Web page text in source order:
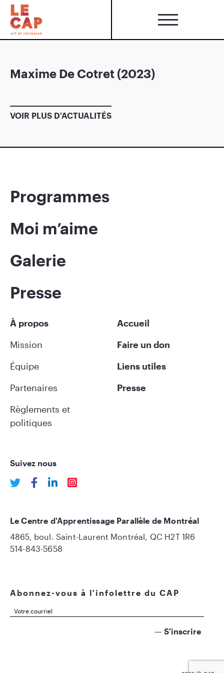
Maxime De Cotret (2023)
VOIR PLUS D'ACTUALITÉS
Programmes
Moi m’aime
Galerie
Presse
À propos
Mission
Équipe
Partenaires
Règlements et
politiques
Accueil
Faire un don
Liens utiles
Presse
Suivez nous
Abonnez-vous à l'infolettre du CAP
Le Centre d'Apprentissage Parallèle de Montréal
4865, boul. Saint-Laurent Montréal, QC H2T 1R6
514-843-5658